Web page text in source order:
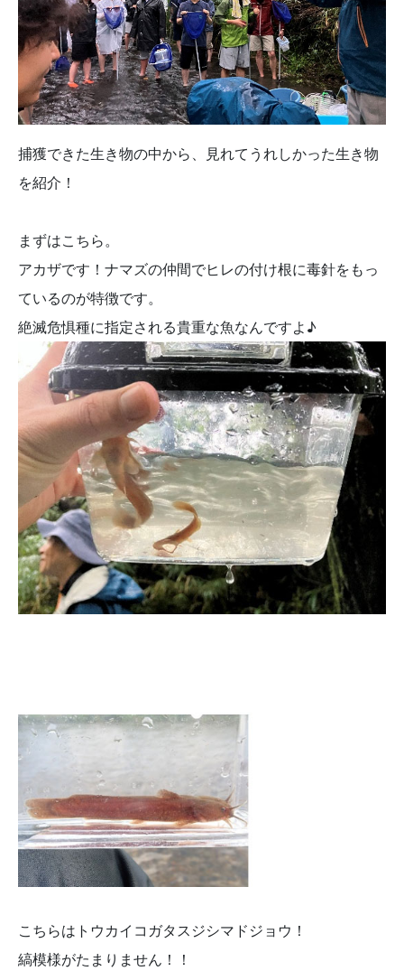
捕獲できた生き物の中から、見れてうれしかった生き物
を紹介！
まずはこちら。
アカザです！ナマズの仲間でヒレの付け根に毒針をもっ
ているのが特徴です。
絶滅危惧種に指定される貴重な魚なんですよ♪
こちらはトウカイコガタスジシマドジョウ！
縞模様がたまりません！！